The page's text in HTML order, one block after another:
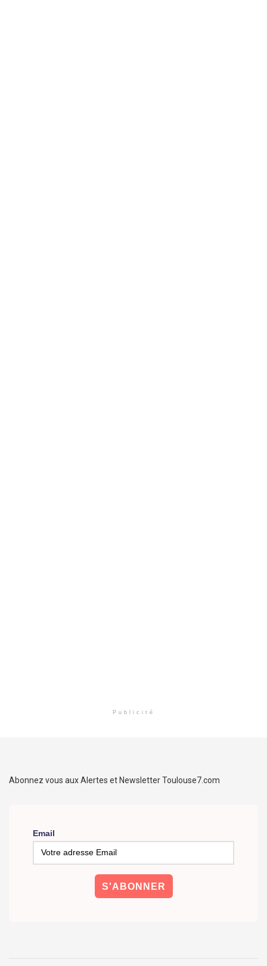
Publicité
Abonnez vous aux Alertes et Newsletter Toulouse7.com
Email